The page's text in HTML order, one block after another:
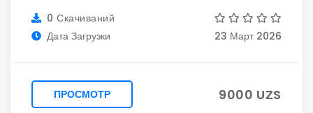
0 Скачиваний
Дата Загрузки
23 Март 2026
ПРОСМОТР 9000 UZS